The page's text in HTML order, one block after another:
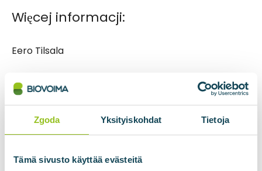
Zgoda Yksityiskohdat Tietoja
Tämä sivusto käyttää evästeitä
Więcej informacji:
Eero Tilsala
+358 40 514 7047
eero.tilsala@biovoima.fi
Mathias Ukskoski